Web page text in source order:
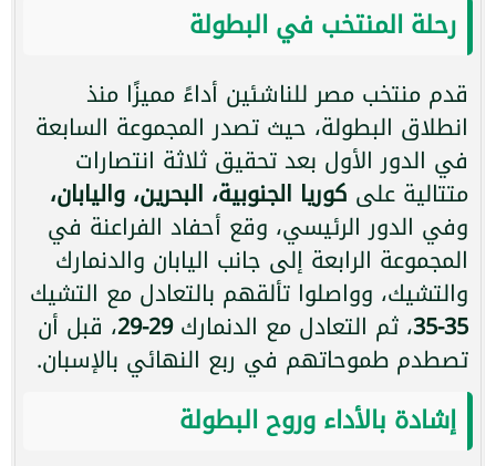
رحلة المنتخب في البطولة
قدم منتخب مصر للناشئين أداءً مميزًا منذ
انطلاق البطولة، حيث تصدر المجموعة السابعة
في الدور الأول بعد تحقيق ثلاثة انتصارات
متتالية على كوريا الجنوبية، البحرين، واليابان،
وفي الدور الرئيسي، وقع أحفاد الفراعنة في
المجموعة الرابعة إلى جانب اليابان والدنمارك
والتشيك، وواصلوا تألقهم بالتعادل مع التشيك
35-35 ، ثم التعادل مع الدنمارك29-29 ، قبل أن
تصطدم طموحاتهم في ربع النهائي بالإسبان.
إشادة بالأداء وروح البطولة